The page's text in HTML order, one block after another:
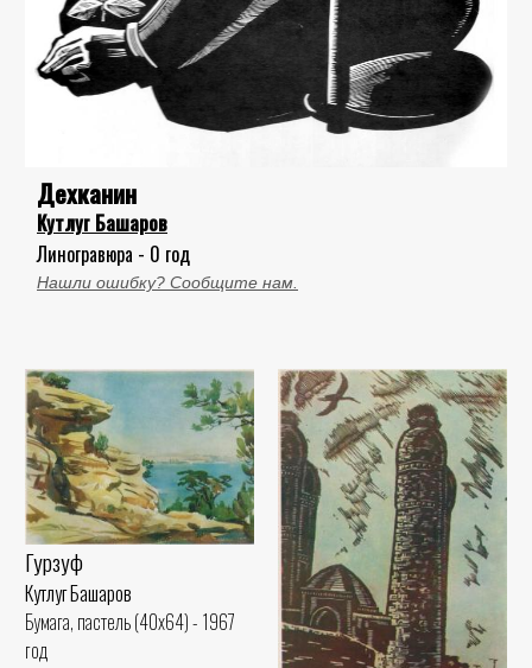
Дехканин
Кутлуг Башаров
Линогравюра - 0 год
Нашли ошибку? Сообщите нам.
Гурзуф
Кутлуг Башаров
Бумага, пастель (40x64) - 1967
год